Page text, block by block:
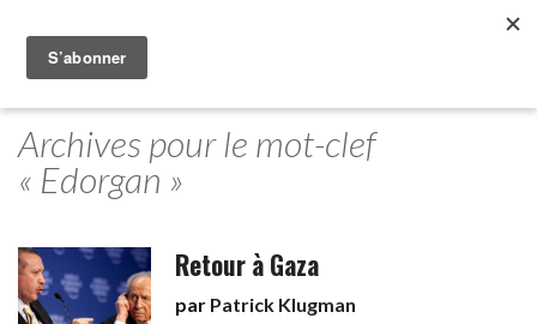
Archives pour le mot-clef
« Edorgan »
Retour à Gaza
par Patrick Klugman